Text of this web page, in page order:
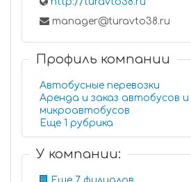
manager@turavto38.ru
Профиль компании
Автобусные перевозки
Аренда и заказ автобусов и
микроавтобусов
Еще 1 рубрика
У компании: